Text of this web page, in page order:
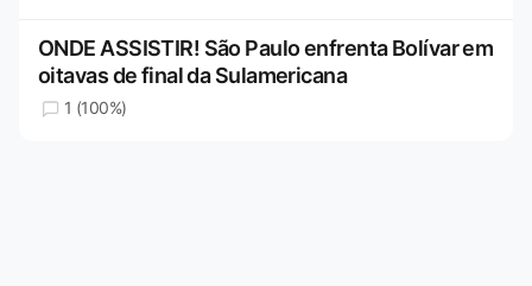
ONDE ASSISTIR! São Paulo enfrenta Bolívar em
oitavas de final da Sulamericana
1 (100%)